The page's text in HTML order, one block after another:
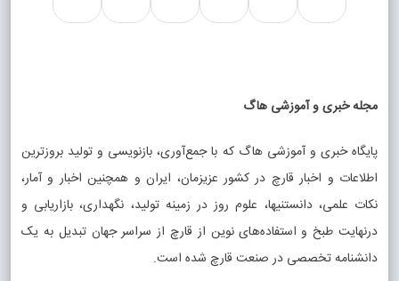
مجله خبری و آموزشی هاگ
پایگاه خبری و آموزشی هاگ که با جمع‌آوری، بازنویسی و تولید بروزترین
اطلاعات و اخبار قارچ در کشور عزیزمان، ایران و همچنین اخبار و آمار،
نکات علمی، دانستنیها، علوم روز در زمینه تولید، نگهداری، بازاریابی و
درنهایت طبخ و استفاده‌های نوین از قارچ از سراسر جهان تبدیل به یک
دانشنامه تخصصی در صنعت قارچ شده است.